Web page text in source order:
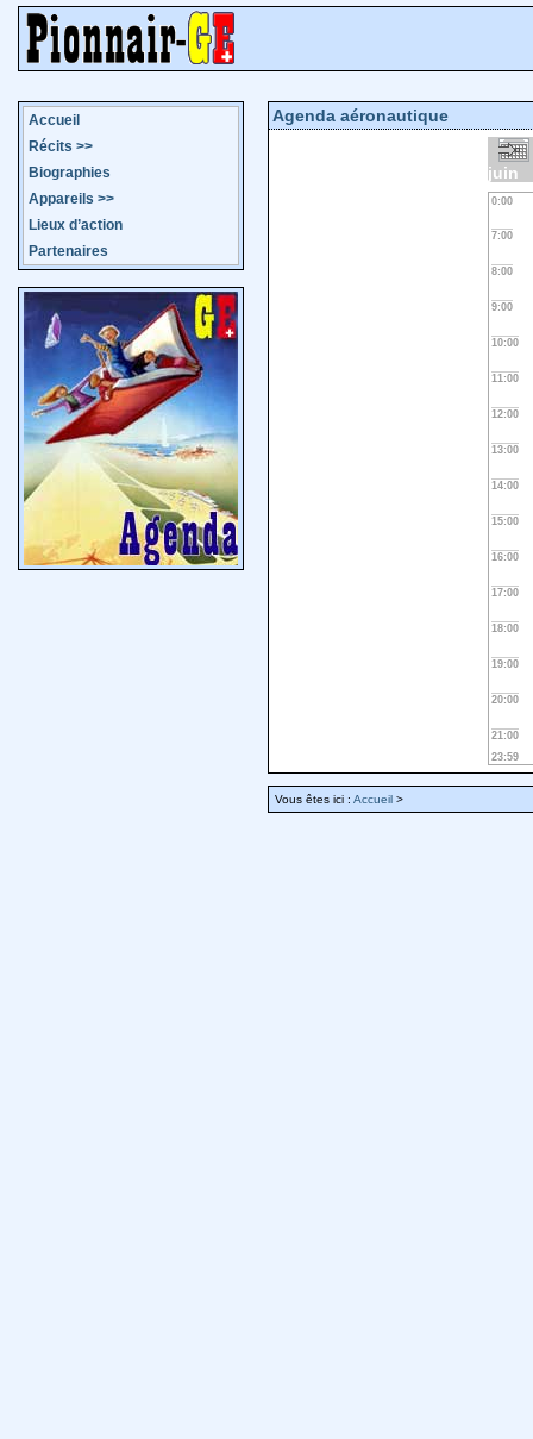
Accueil
Récits >>
Biographies
Appareils >>
Lieux d’action
Partenaires
Agenda aéronautique
juin
0:00
7:00
8:00
9:00
10:00
11:00
12:00
13:00
14:00
15:00
16:00
17:00
18:00
19:00
20:00
21:00
23:59
Vous êtes ici : Accueil >